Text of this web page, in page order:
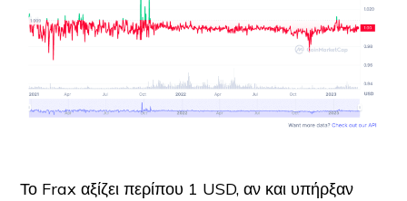
Το Frax αξίζει περίπου 1 USD, αν και υπήρξαν